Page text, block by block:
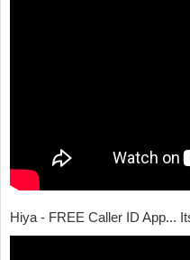
Hiya - FREE Caller ID App...